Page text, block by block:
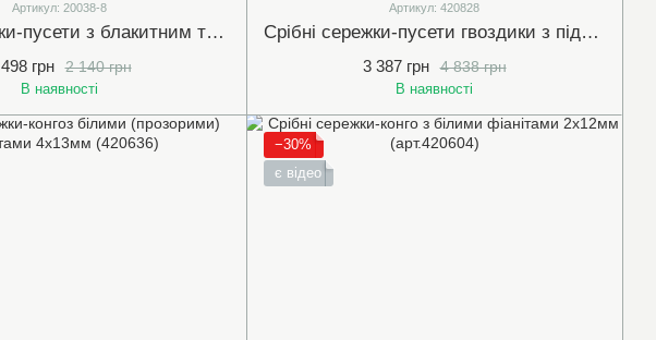
Артикул: 20038-8
Срібні сережки-пусети з блакитним топазом "Скай" 5мм з закруткою(арт.20038-8)
2 140 грн
грн
В наявності
Артикул: 420828
Срібні сережки-пусети гвоздики з підвісками "KISS" без вставок 7х83мм (420828)
4 838 грн
3 387 грн
В наявності
−30%
є відео